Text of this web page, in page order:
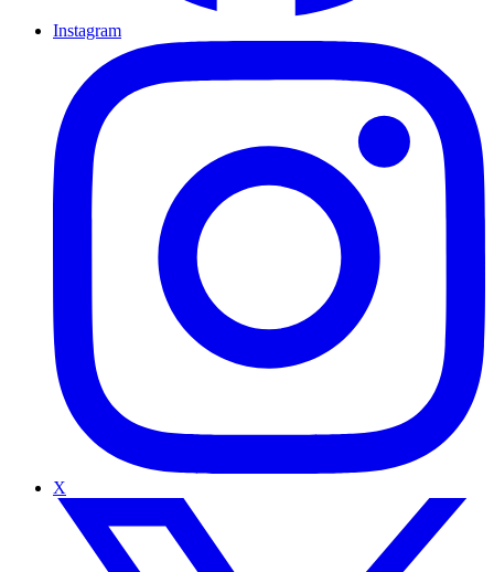
Instagram
X